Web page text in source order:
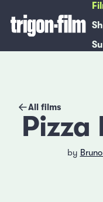
All films
Pizza
by